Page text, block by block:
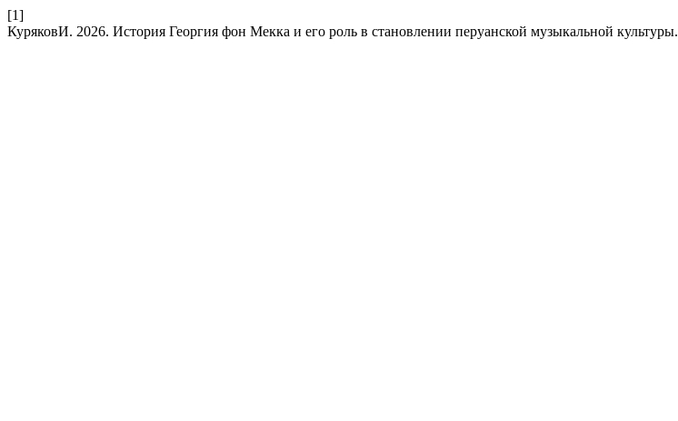
[1]
КуряковИ. 2026. История Георгия фон Мекка и его роль в становлении перуанской музыкальной культуры.